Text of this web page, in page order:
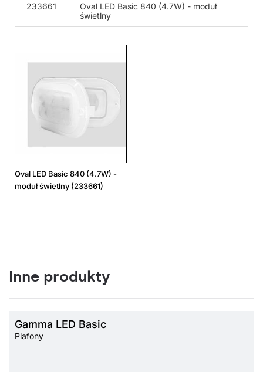
233661
Oval LED Basic 840 (4.7W) - moduł
świetlny
Oval LED Basic 840 (4.7W) -
moduł świetlny (233661)
Inne produkty
Gamma LED Basic
Plafony